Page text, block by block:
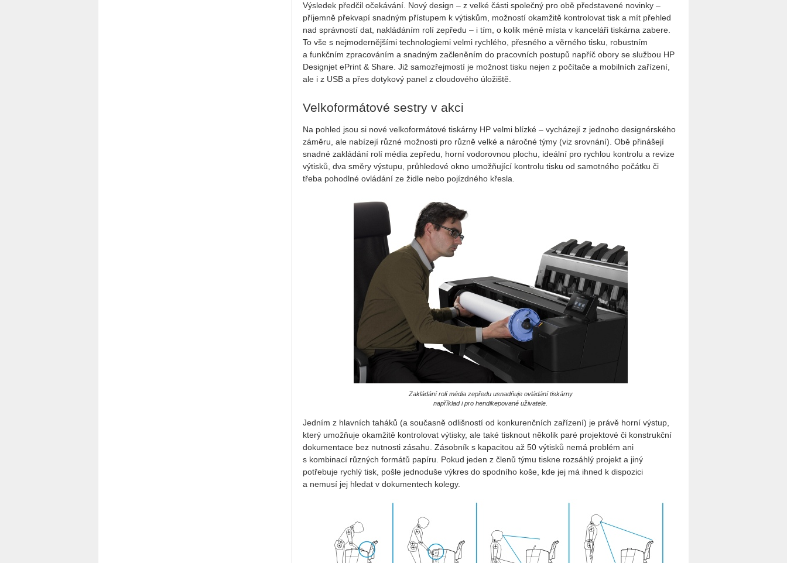
Výsledek předčil očekávání. Nový design – z velké části společný pro obě představené novinky –
příjemně překvapí snadným přístupem k výtiskům, možností okamžitě kontrolovat tisk a mít přehled
nad správností dat, nakládáním rolí zepředu – i tím, o kolik méně místa v kanceláři tiskárna zabere.
To vše s nejmodernějšími technologiemi velmi rychlého, přesného a věrného tisku, robustním
a funkčním zpracováním a snadným začleněním do pracovních postupů napříč obory se službou HP
Designjet ePrint & Share. Již samozřejmostí je možnost tisku nejen z počítače a mobilních zařízení,
ale i z USB a přes dotykový panel z cloudového úložiště.
Velkoformátové sestry v akci
Na pohled jsou si nové velkoformátové tiskárny HP velmi blízké – vycházejí z jednoho designérského
záměru, ale nabízejí různé možnosti pro různě velké a náročné týmy (viz srovnání). Obě přinášejí
snadné zakládání rolí média zepředu, horní vodorovnou plochu, ideální pro rychlou kontrolu a revize
výtisků, dva směry výstupu, průhledové okno umožňující kontrolu tisku od samotného počátku či
třeba pohodlné ovládání ze židle nebo pojízdného křesla.
Zakládání rolí média zepředu usnadňuje ovládání tiskárny
například i pro hendikepované uživatele.
Jedním z hlavních taháků (a současně odlišností od konkurenčních zařízení) je právě horní výstup,
který umožňuje okamžitě kontrolovat výtisky, ale také tisknout několik paré projektové či konstrukční
dokumentace bez nutnosti zásahu. Zásobník s kapacitou až 50 výtisků nemá problém ani
s kombinací různých formátů papíru. Pokud jeden z členů týmu tiskne rozsáhlý projekt a jiný
potřebuje rychlý tisk, pošle jednoduše výkres do spodního koše, kde jej má ihned k dispozici
a nemusí jej hledat v dokumentech kolegy.